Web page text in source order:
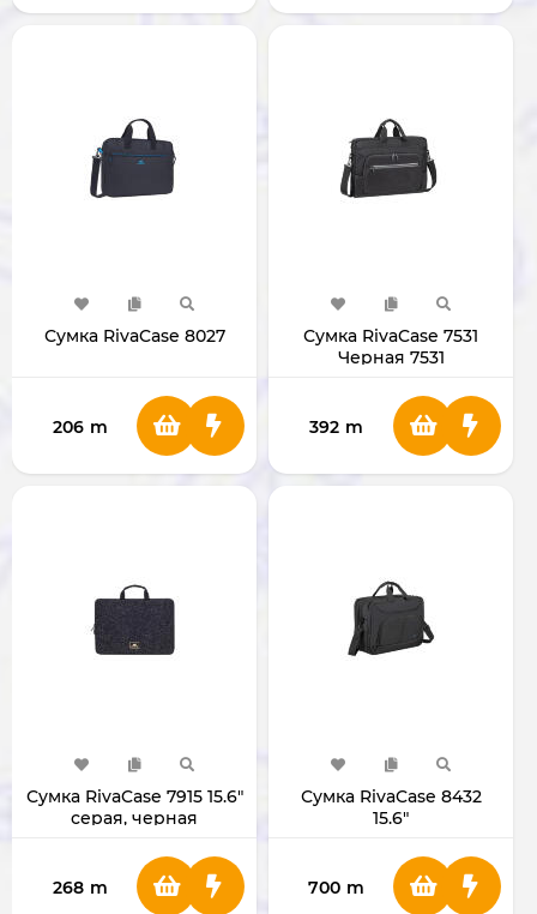
Сумка RivaCase 8027
206 m
Сумка RivaCase 7531
Черная 7531
392 m
Сумка RivaCase 7915 15.6"
серая, черная
268 m
Сумка RivaCase 8432
15.6"
700 m